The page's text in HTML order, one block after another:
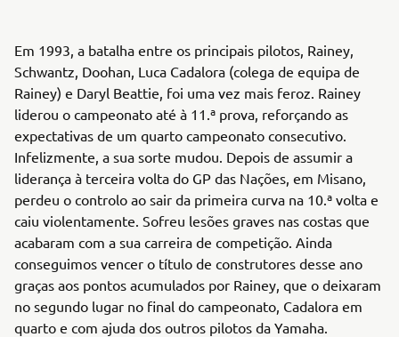
Em 1993, a batalha entre os principais pilotos, Rainey,
Schwantz, Doohan, Luca Cadalora (colega de equipa de
Rainey) e Daryl Beattie, foi uma vez mais feroz. Rainey
liderou o campeonato até à 11.ª prova, reforçando as
expectativas de um quarto campeonato consecutivo.
Infelizmente, a sua sorte mudou. Depois de assumir a
liderança à terceira volta do GP das Nações, em Misano,
perdeu o controlo ao sair da primeira curva na 10.ª volta e
caiu violentamente. Sofreu lesões graves nas costas que
acabaram com a sua carreira de competição. Ainda
conseguimos vencer o título de construtores desse ano
graças aos pontos acumulados por Rainey, que o deixaram
no segundo lugar no final do campeonato, Cadalora em
quarto e com ajuda dos outros pilotos da Yamaha.